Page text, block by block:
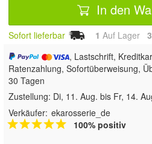
In den
Sofort lieferbar 1 Auf Lager 3
, Lastschrift,
Ratenzahlung, Sofortüberweisung,
30 Tagen
Zustellung: Di, 11. Aug. bis Fr, 14.
Verkäufer: ekarosserie_de
100% positiv